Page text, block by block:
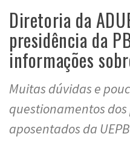
Diretoria da
presidência da
informações
Muitas dúvidas e
questionamentos dos
aposentados da